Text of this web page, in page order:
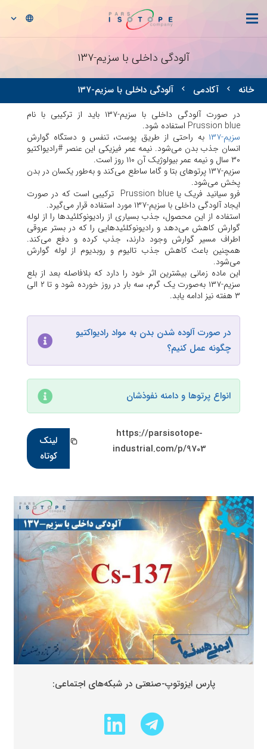
language
آلودگی داخلی با سزیم-۱۳۷
خانه chevron_left آکادمی chevron_left آلودگی داخلی با سزیم-۱۳۷
در صورت آلودگی داخلی با سزیم-۱۳۷ باید از ترکیبی با نام
Prussion blue استفاده شود.
سزیم-۱۳۷
به راحتی از طریق پوست، تنفس و دستگاه گوارش
انسان جذب بدن می‌شود. نیمه عمر فیزیکی این عنصر #رادیواکتیو
۳۰ سال و نیمه عمر بيولوژيک آن ۱۱۰ روز است.
سزیم-۱۳۷ پرتوهای بتا و گاما ساطع می‌کند و به‌طور یکسان در بدن
پخش می‌شود.
فرو سیانید فریک یا Prussion blue ترکیبی است که در صورت
ایجاد آلودگی داخلی با سزیم-۱۳۷ مورد استفاده قرار می‌گیرد.
استفاده از این محصول، جذب بسیاری از رادیونوکلئیدها را از لوله
گوارش کاهش می‌دهد و رادیونوکلئیدهایی را که در بستر عروقی
اطراف مسیر گوارش وجود دارند، جذب کرده و دفع می‌کند.
همچنین باعث کاهش جذب تالیوم و روبدیوم از لوله گوارش
می‌‌شود.
این ماده زمانی بیشترین اثر خود را دارد که بلافاصله بعد از بلع
سزیم-۱۳۷ به‌صورت یک گرم، سه بار در روز خورده شود و تا ۲ الی
۳ هفته نیز ادامه یابد.
در صورت آلوده شدن بدن به مواد رادیواکتیو
چگونه عمل کنیم؟
انواع پرتوها و دامنه نفوذشان
https://parsisotope-
industrial.com/p/9703
لینک
کوتاه
پارس ایزوتوپ-صنعتی در شبکه‌های اجتماعی: